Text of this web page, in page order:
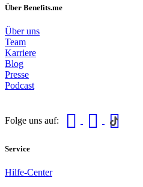
Über Benefits.me
Über uns
Team
Karriere
Blog
Presse
Podcast
Folge uns auf:
Service
Hilfe-Center